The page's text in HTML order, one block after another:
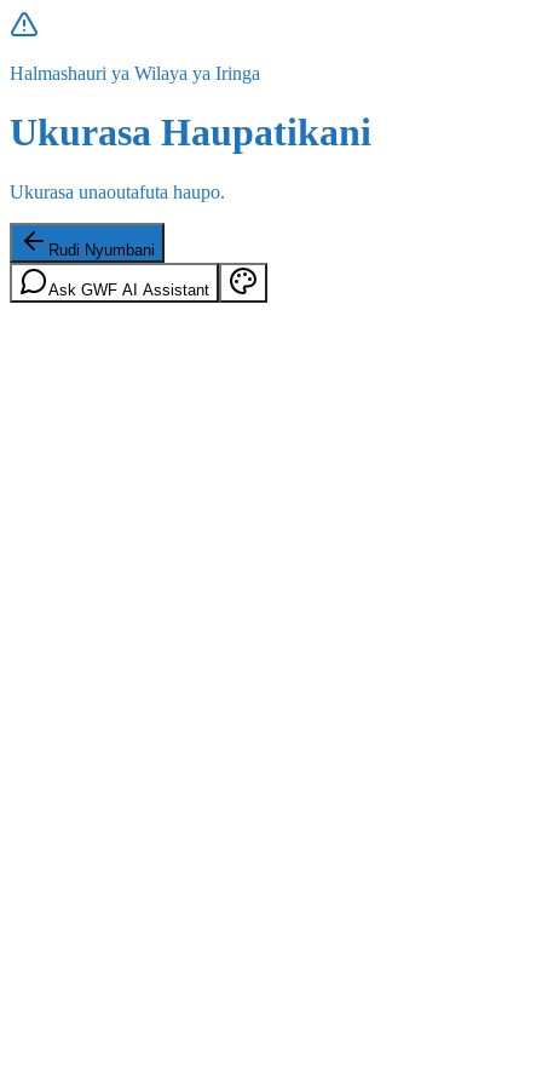
Halmashauri ya Wilaya ya Iringa
Ukurasa Haupatikani
Ukurasa unaoutafuta haupo.
Rudi Nyumbani
Ask GWF AI Assistant